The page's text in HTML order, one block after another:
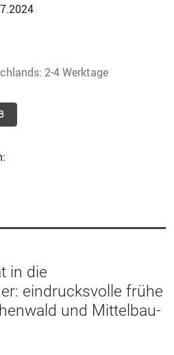
2-4 Werktage
in die
eindrucksvolle frühe
und Mittelbau-